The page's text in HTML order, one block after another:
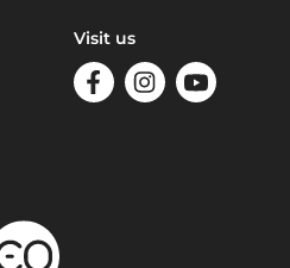
Visit us